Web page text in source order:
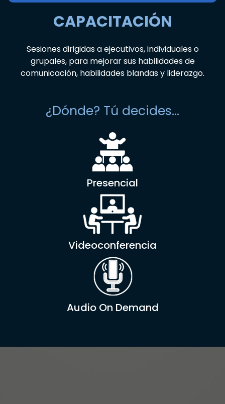
CAPACITACIÓN
Sesiones dirigidas a ejecutivos, individuales o
grupales, para mejorar sus habilidades de
comunicación, habilidades blandas y liderazgo.
¿Dónde? Tú decides…
Presencial
Videoconferencia
Audio On Demand